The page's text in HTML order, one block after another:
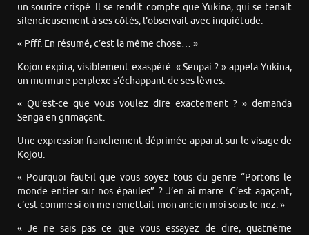
un sourire crispé. Il se rendit compte que Yukina, qui se tenait
silencieusement à ses côtés, l’observait avec inquiétude.
« Pfff. En résumé, c’est la même chose… »
Kojou expira, visiblement exaspéré. « Senpai ? » appela Yukina,
un murmure perplexe s’échappant de ses lèvres.
« Qu’est-ce que vous voulez dire exactement ? » demanda
Senga en grimaçant.
Une expression franchement déprimée apparut sur le visage de
Kojou.
« Pourquoi faut-il que vous soyez tous du genre “Portons le
monde entier sur nos épaules” ? J’en ai marre. C’est agaçant,
c’est comme si on me remettait mon ancien moi sous le nez. »
« Je ne sais pas ce que vous essayez de dire, quatrième